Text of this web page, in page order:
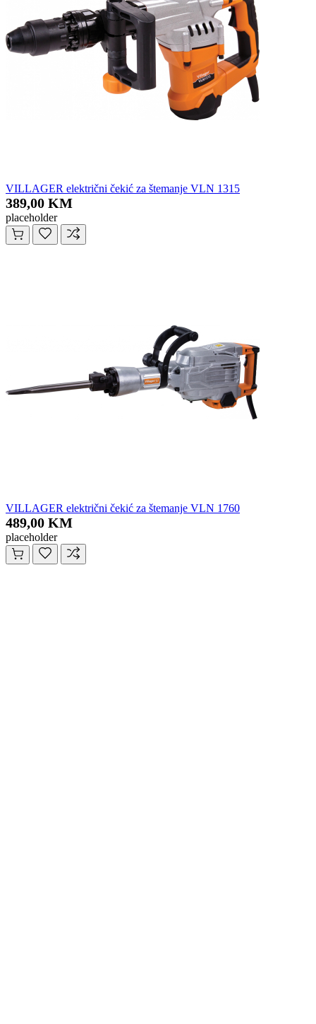
VILLAGER električni čekić za štemanje VLN 1315
389,00 KM
placeholder
VILLAGER električni čekić za štemanje VLN 1760
489,00 KM
placeholder